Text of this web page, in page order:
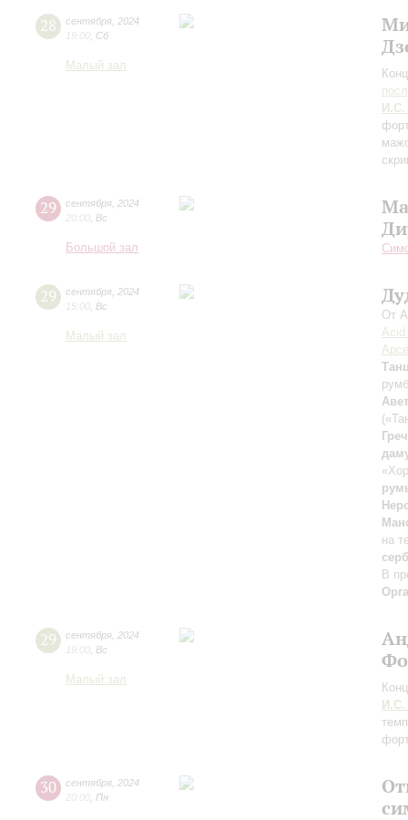
28 сентября 2024
19:00 Сб
Малый зал
И.С.
29 сентября 2024
20:00 Вс
Большой зал
29 сентября 2024
15:00 Вс
Малый зал
От
Acid
на
В
29 сентября 2024
19:00 Вс
Малый зал
И.С.
30 сентября 2024
20:00 Пн